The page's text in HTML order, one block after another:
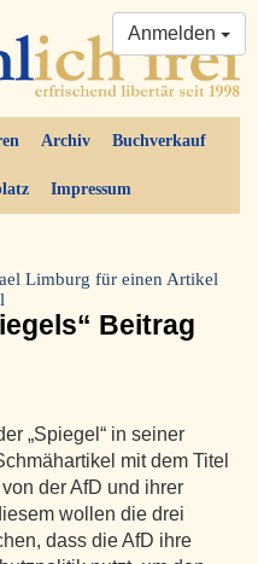
Archiv Buchverkauf
Impressum
Anmelden
Limburg für einen Artikel
Beitrag
„Spiegel“ in seiner
mit dem Titel
der AfD und ihrer
wollen die drei
dass die AfD ihre